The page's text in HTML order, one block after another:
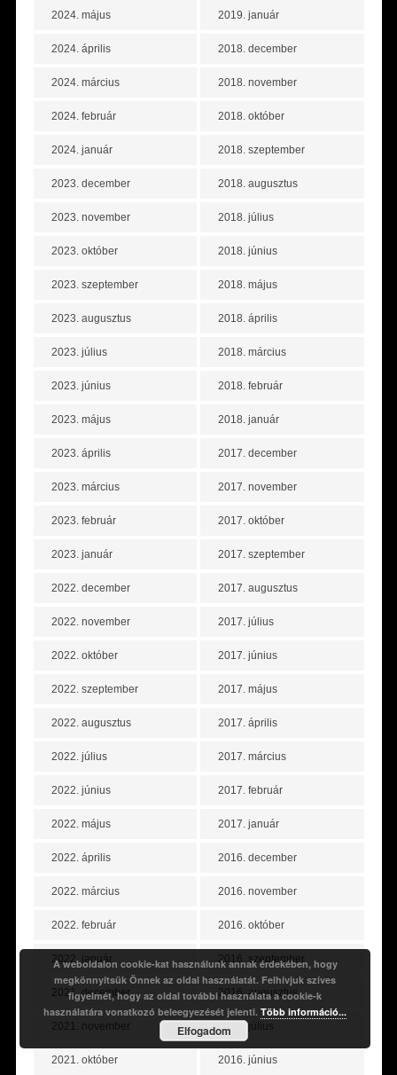
2024. május
2024. április
2024. március
2024. február
2024. január
2023. december
2023. november
2023. október
2023. szeptember
2023. augusztus
2023. július
2023. június
2023. május
2023. április
2023. március
2023. február
2023. január
2022. december
2022. november
2022. október
2022. szeptember
2022. augusztus
2022. július
2022. június
2022. május
2022. április
2022. március
2022. február
2022. január
2021. december
2021. november
2021. október
2019. január
2018. december
2018. november
2018. október
2018. szeptember
2018. augusztus
2018. július
2018. június
2018. május
2018. április
2018. március
2018. február
2018. január
2017. december
2017. november
2017. október
2017. szeptember
2017. augusztus
2017. július
2017. június
2017. május
2017. április
2017. március
2017. február
2017. január
2016. december
2016. november
2016. október
2016. szeptember
2016. augusztus
2016. július
2016. június
A weboldalon cookie-kat használunk annak érdekében, hogy
megkönnyítsük Önnek az oldal használatát. Felhívjuk szíves
figyelmét, hogy az oldal további használata a cookie-k
használatára vonatkozó beleegyezését jelenti.Több információ...
Elfogadom